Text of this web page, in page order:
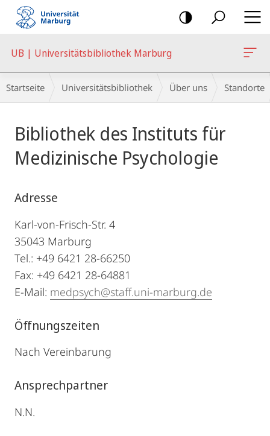
Mobile-
Navigation
UB | Universitätsbibliothek Marburg
Breadcrumb-
Navigation
Startseite Universitätsbibliothek Über uns Standorte
Bibliothek des Instituts für
Medizinische Psychologie
Adresse
Karl-von-Frisch-Str. 4
35043 Marburg
Tel.: +49 6421 28-66250
Fax: +49 6421 28-64881
E-Mail: medpsych@staff.uni-marburg.de
Öffnungszeiten
Nach Vereinbarung
Ansprechpartner
N.N.